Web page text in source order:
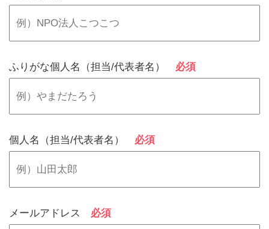
ふりがな個人名（担当/代表者名） 必須
個人名（担当/代表者名） 必須
メールアドレス 必須